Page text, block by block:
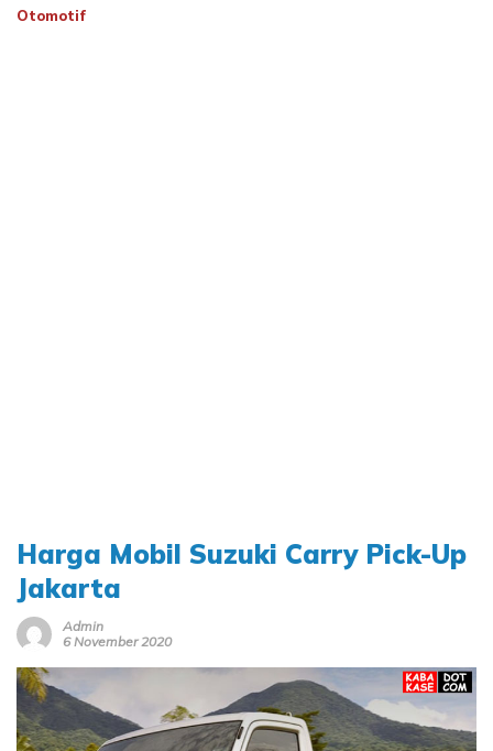
Otomotif
Harga Mobil Suzuki Carry Pick-Up
Jakarta
Admin
6 November 2020